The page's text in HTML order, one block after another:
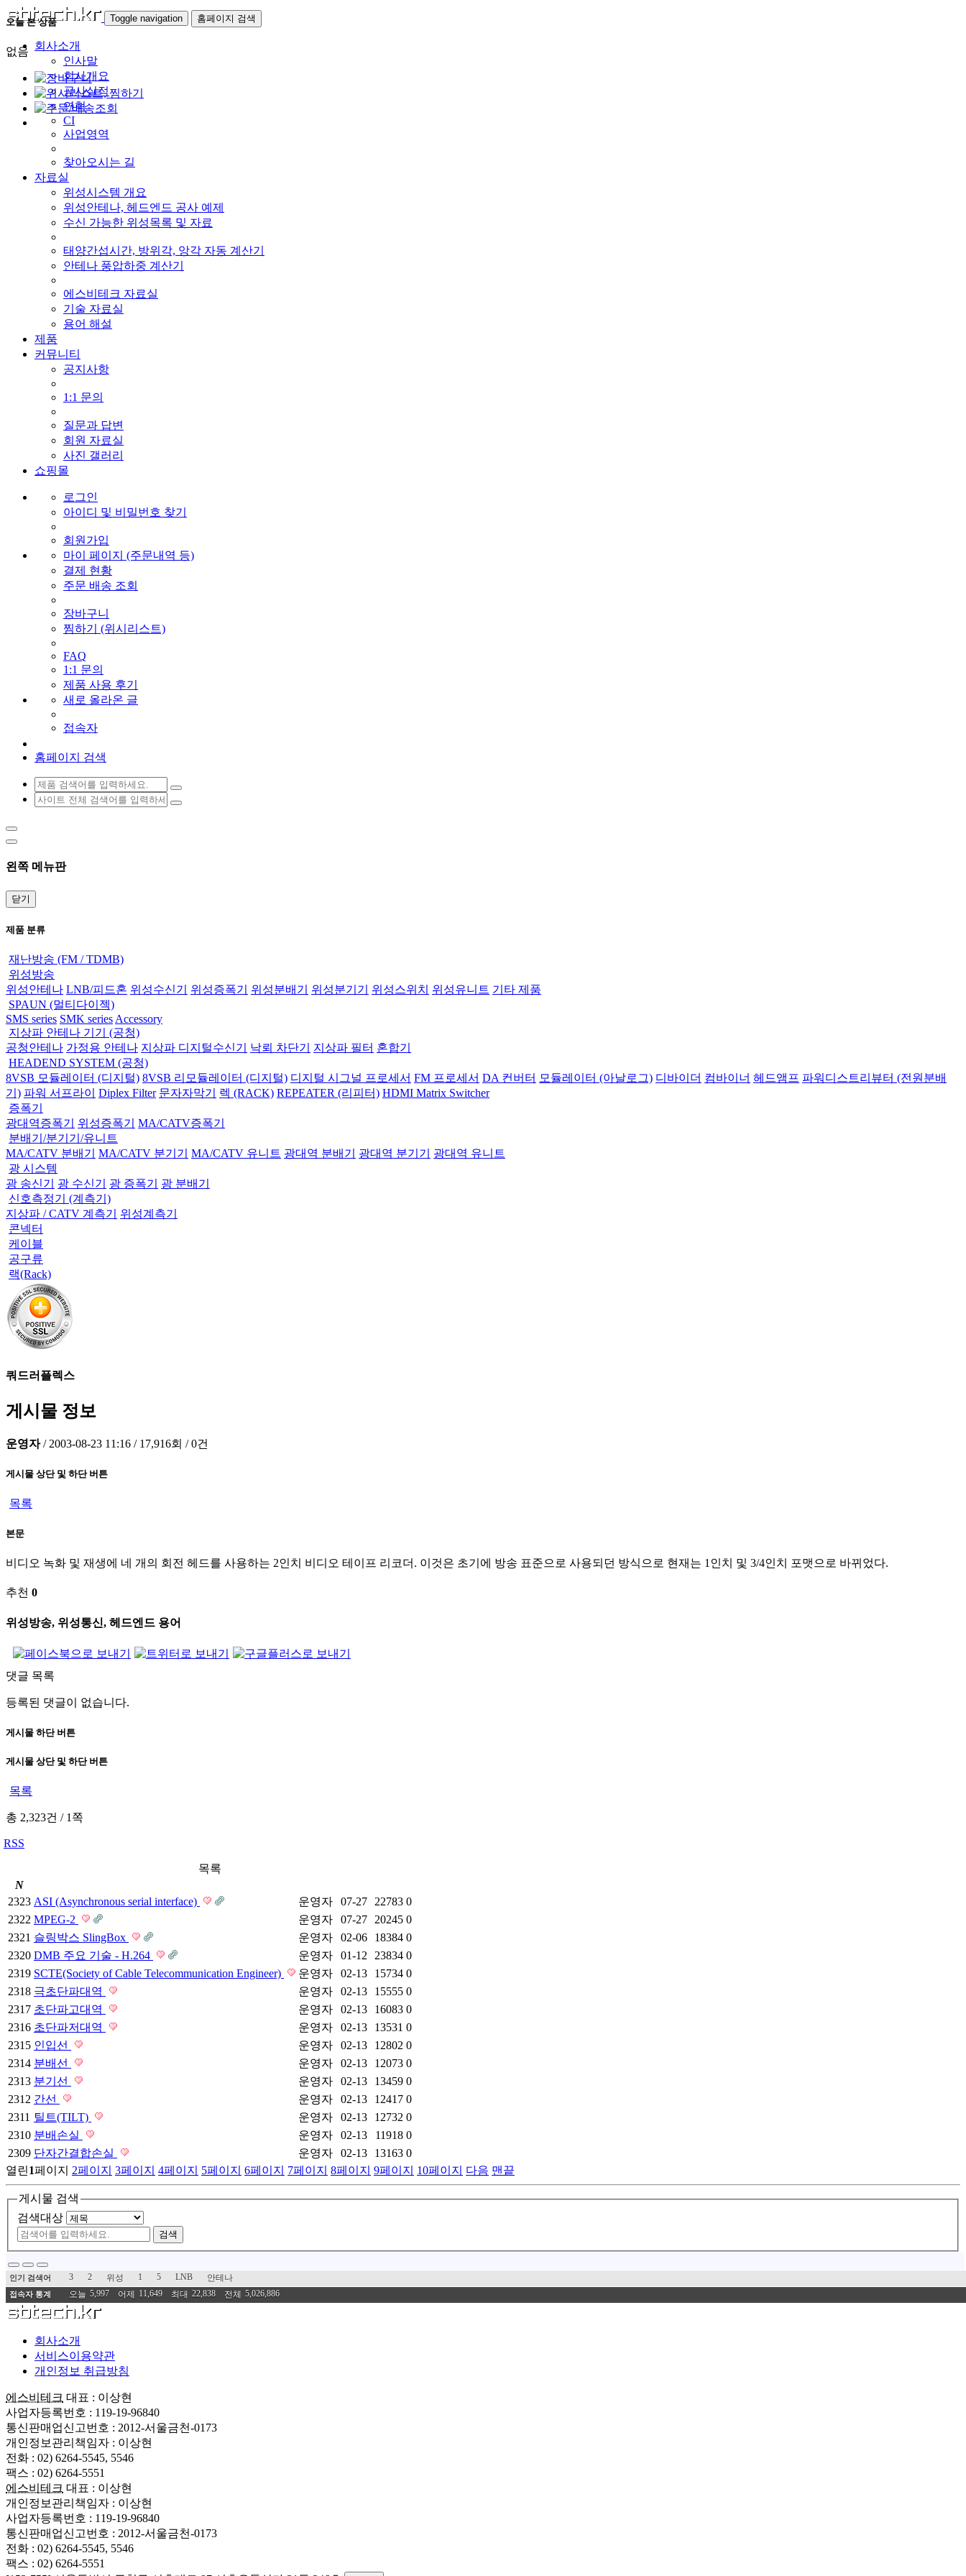
Toggle navigation 홈페이지 검색
회사소개
인사말
회사개요
공사실적
연혁
CI
사업영역
찾아오시는 길
자료실
위성시스템 개요
위성안테나, 헤드엔드 공사 예제
수신 가능한 위성목록 및 자료
태양간섭시간, 방위각, 앙각 자동 계산기
안테나 풍압하중 계산기
에스비테크 자료실
기술 자료실
용어 해설
제품
커뮤니티
공지사항
1:1 문의
질문과 답변
회원 자료실
사진 갤러리
쇼핑몰
로그인
아이디 및 비밀번호 찾기
회원가입
마이 페이지 (주문내역 등)
결제 현황
주문 배송 조회
장바구니
찜하기 (위시리스트)
FAQ
1:1 문의
제품 사용 후기
새로 올라온 글
접속자
홈페이지 검색
왼쪽 메뉴판
닫기
제품 분류
재난방송 (FM / TDMB)
위성방송
위성안테나 LNB/피드혼 위성수신기 위성증폭기 위성분배기 위성분기기 위성스위치 위성유니트 기타 제품
SPAUN (멀티다이젝)
SMS series SMK series Accessory
지상파 안테나 기기 (공청)
공청안테나 가정용 안테나 지상파 디지털수신기 낙뢰 차단기 지상파 필터 혼합기
HEADEND SYSTEM (공청)
8VSB 모듈레이터 (디지털) 8VSB 리모듈레이터 (디지털) 디지털 시그널 프로세서 FM 프로세서 DA 컨버터 모듈레이터 (아날로그) 디바이더 컴바이너 헤드앰프 파워디스트리뷰터 (전원분배
기) 파워 서프라이 Diplex Filter 문자자막기 렉 (RACK) REPEATER (리피터) HDMI Matrix Switcher
증폭기
광대역증폭기
위성증폭기
MA/CATV증폭기
분배기/분기기/유니트
MA/CATV 분배기
MA/CATV 분기기 MA/CATV 유니트 광대역 분배기 광대역 분기기
광대역 유니트
광 시스템
광 송신기
광 수신기 광 증폭기
광 분배기
신호측정기 (계측기)
지상파 / CATV 계측기
위성계측기
콘넥터
케이블
공구류
랙(Rack)
쿼드러플렉스
게시물 정보
운영자 / 2003-08-23 11:16 / 17,916회 / 0건
게시물 상단 및 하단 버튼
목록
본문
비디오 녹화 및 재생에 네 개의 회전 헤드를 사용하는 2인치 비디오 테이프 리코더. 이것은 초기에 방송 표준으로 사용되던 방식으로 현재는 1인치 및 3/4인치 포맷으로 바뀌었다.
추천 0
위성방송, 위성통신, 헤드엔드 용어
댓글 목록
등록된 댓글이 없습니다.
게시물 하단 버튼
게시물 상단 및 하단 버튼
목록
총 2,323건 /1쪽
RSS
목록
N
2323 ASI (Asynchronous serial interface) 운영자 07-27 22783 0
2322 MPEG-2 운영자 07-27 20245 0
2321 슬링박스 SlingBox 운영자 02-06 18384 0
2320 DMB 주요 기술 - H.264 운영자 01-12 23834 0
2319 SCTE(Society of Cable Telecommunication Engineer) 운영자 02-13 15734 0
2318 극초단파대역 운영자 02-13 15555 0
2317 초단파고대역 운영자 02-13 16083 0
2316 초단파저대역 운영자 02-13 13531 0
2315 인입선 운영자 02-13 12802 0
2314 분배선 운영자 02-13 12073 0
2313 분기선 운영자 02-13 13459 0
2312 간선 운영자 02-13 12417 0
2311 틸트(TILT) 운영자 02-13 12732 0
2310 분배손실 운영자 02-13 11918 0
2309 단자간결합손실 운영자 02-13 13163 0
열린1페이지 2페이지 3페이지 4페이지 5페이지 6페이지 7페이지 8페이지 9페이지 10페이지 다음 맨끝
게시물 검색
검색대상
검색
오늘 본 상품
없음
인기 검색어 3 2 위성 1 5 LNB 안테나
접속자 통계 오늘 5,997 어제 11,649 최대 22,838 전체 5,026,886
회사소개
서비스이용약관
개인정보 취급방침
에스비테크 대표 : 이상현
사업자등록번호 : 119-19-96840
통신판매업신고번호 : 2012-서울금천-0173
개인정보관리책임자 : 이상현
전화 : 02) 6264-5545, 5546
팩스 : 02) 6264-5551
에스비테크 대표 : 이상현
개인정보관리책임자 : 이상현
사업자등록번호 : 119-19-96840
통신판매업신고번호 : 2012-서울금천-0173
전화 : 02) 6264-5545, 5546
팩스 : 02) 6264-5551